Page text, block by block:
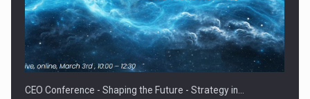
Fondul de investitii BoldMind si echipa de management a…
CEO Conference - Shaping the Future - Strategy in…